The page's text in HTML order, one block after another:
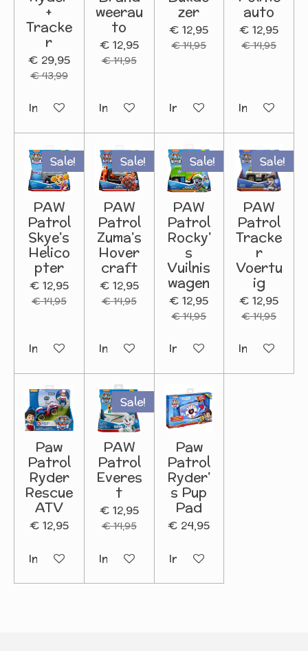
+
Tracke
r
€ 29,95
€ 43,99
In winkelwagen
weerau
to
€ 12,95
€ 14,95
In winkelwagen
zer
€ 12,95
€ 14,95
In winkelwagen
auto
€ 12,95
€ 14,95
In
Sale!
PAW
Patrol
Skye's
Helico
pter
€ 12,95
€ 14,95
In winkelwagen
Sale!
PAW
Patrol
Zuma's
Hover
craft
€ 12,95
€ 14,95
In winkelwagen
Sale!
PAW
Patrol
Rocky'
s
Vuilnis
wagen
€ 12,95
€ 14,95
In winkelwagen
Sale!
PAW
Patrol
Tracke
r
Voertu
ig
€ 12,95
€ 14,95
In
Paw
Patrol
Ryder
Rescue
ATV
€ 12,95
In winkelwagen
Sale!
PAW
Patrol
Everes
t
€ 12,95
€ 14,95
In winkelwagen
Paw
Patrol
Ryder'
s Pup
Pad
€ 24,95
In winkelwagen